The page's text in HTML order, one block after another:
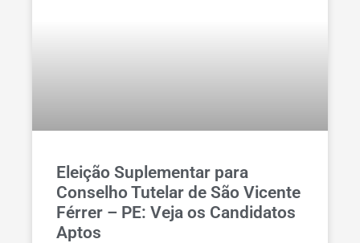
Eleição Suplementar para
Conselho Tutelar de São Vicente
Férrer – PE: Veja os Candidatos
Aptos